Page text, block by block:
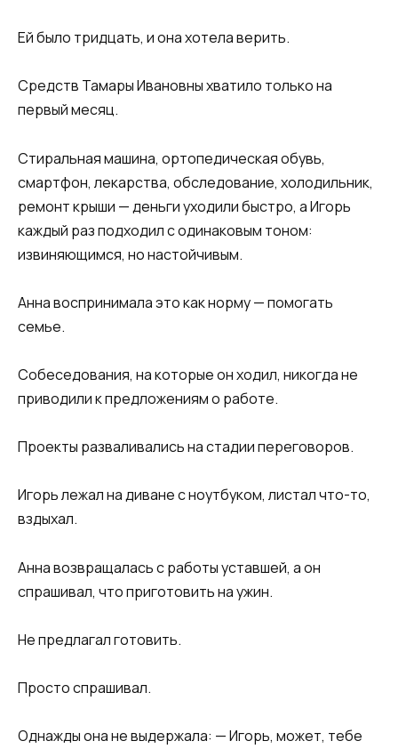
Ей было тридцать, и она хотела верить.
Средств Тамары Ивановны хватило только на
первый месяц.
Стиральная машина, ортопедическая обувь,
смартфон, лекарства, обследование, холодильник,
ремонт крыши — деньги уходили быстро, а Игорь
каждый раз подходил с одинаковым тоном:
извиняющимся, но настойчивым.
Анна воспринимала это как норму — помогать
семье.
Собеседования, на которые он ходил, никогда не
приводили к предложениям о работе.
Проекты разваливались на стадии переговоров.
Игорь лежал на диване с ноутбуком, листал что-то,
вздыхал.
Анна возвращалась с работы уставшей, а он
спрашивал, что приготовить на ужин.
Не предлагал готовить.
Просто спрашивал.
Однажды она не выдержала: — Игорь, может, тебе